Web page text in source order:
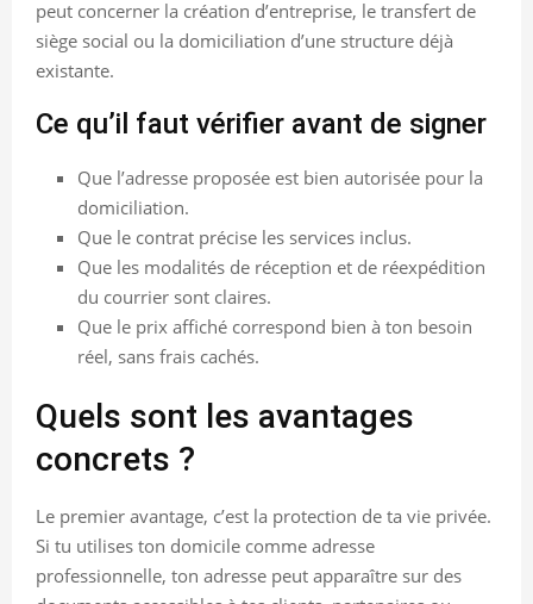
peut concerner la création d’entreprise, le transfert de
siège social ou la domiciliation d’une structure déjà
existante.
Ce qu’il faut vérifier avant de signer
Que l’adresse proposée est bien autorisée pour la
domiciliation.
Que le contrat précise les services inclus.
Que les modalités de réception et de réexpédition
du courrier sont claires.
Que le prix affiché correspond bien à ton besoin
réel, sans frais cachés.
Quels sont les avantages
concrets ?
Le premier avantage, c’est la protection de ta vie privée.
Si tu utilises ton domicile comme adresse
professionnelle, ton adresse peut apparaître sur des